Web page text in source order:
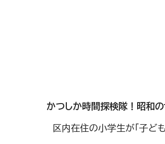
かつしか時間探検隊！昭和の
区内在住の小学生が「子ど